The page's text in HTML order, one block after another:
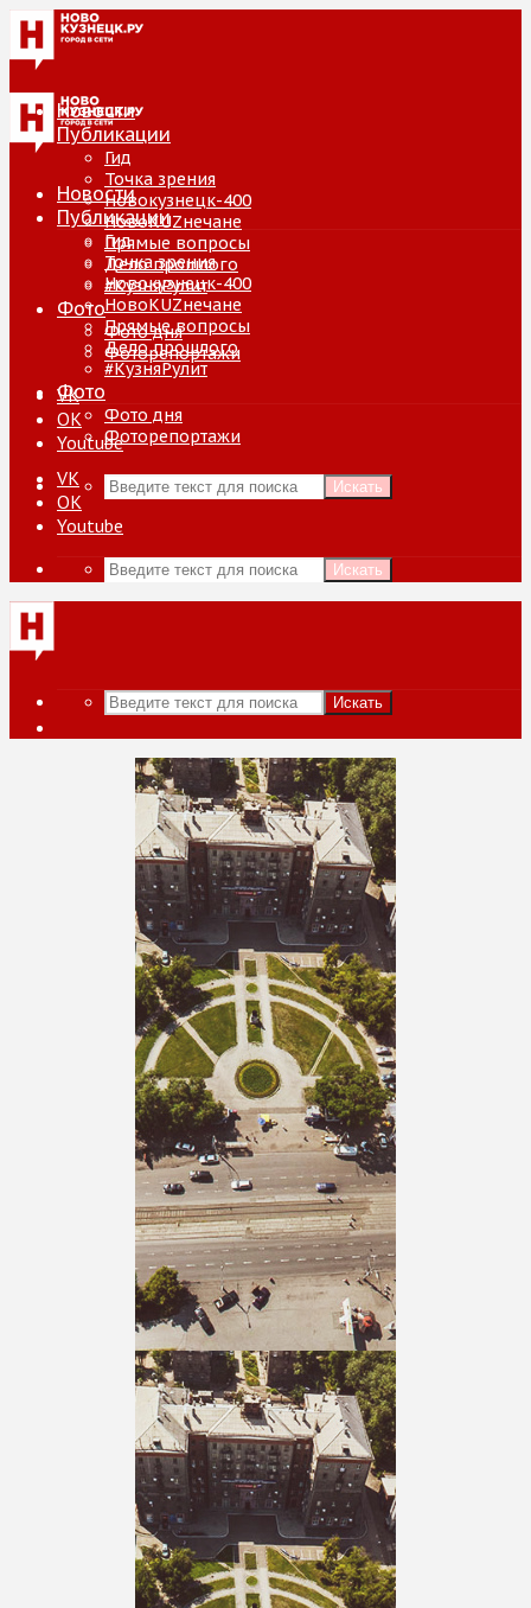
Новости
Публикации
Гид
Точка зрения
Новокузнецк-400
НовоKUZнечане
Прямые вопросы
Дело прошлого
#КузняРулит
Фото
Фото дня
Фоторепортажи
VK
ОК
Youtube
Искать
Новости
Публикации
Гид
Точка зрения
Новокузнецк-400
НовоKUZнечане
Прямые вопросы
Дело прошлого
#КузняРулит
Фото
Фото дня
Фоторепортажи
VK
ОК
Youtube
Искать
Искать